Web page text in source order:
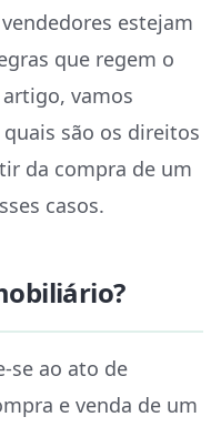
estejam
que regem o
vamos
são os direitos
da compra de um
casos.
se ao ato de
e venda de um